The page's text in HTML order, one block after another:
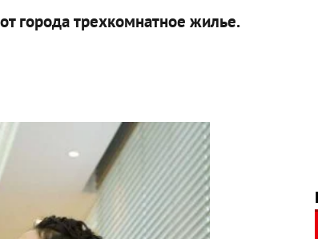
города трехкомнатное жилье.